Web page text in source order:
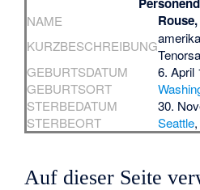
NAME
KURZBESCHREIBUNG
GEBURTSDATUM
6. April
GEBURTSORT
STERBEDATUM
30.
STERBEORT
Seattle
Auf dieser Seite